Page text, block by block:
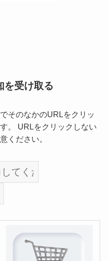
を受け取る
そのなかのURLをクリッ
。 URLをクリックしない
ください。